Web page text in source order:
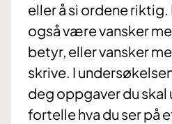
eller å si ordene riktig.
også være vansker
betyr, eller vansker
skrive. I
deg oppgaver du skal
fortelle hva du ser på